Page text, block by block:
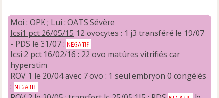
Moi : OPK ; Lui : OATS Sévère
Icsi1 pct 26/05/15 12 ovocytes : 1 j3 transféré le 19/07
- PDS le 31/07 :
Icsi 2 pct 16/02/16 : 22 ovo matûres vitrifiés car
hyperstim
ROV 1 le 20/04 avec 7 ovo : 1 seul embryon 0 congélés
: